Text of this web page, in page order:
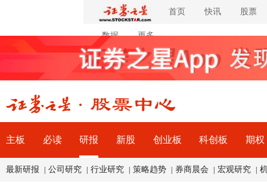
首页 快讯 股票
数据 更多
主板 必读 研报 新股 创业板 科创板 期权
最新研报 公司研究 行业研究 策略趋势 券商晨会 宏观研究